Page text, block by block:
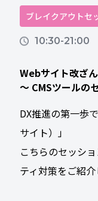
ブレイクアウトセ
10:30-21:00
Webサイト改ざ
～ CMSツールの
DX推進の第一歩
サイト）」
こちらのセッシ
ティ対策をご紹介